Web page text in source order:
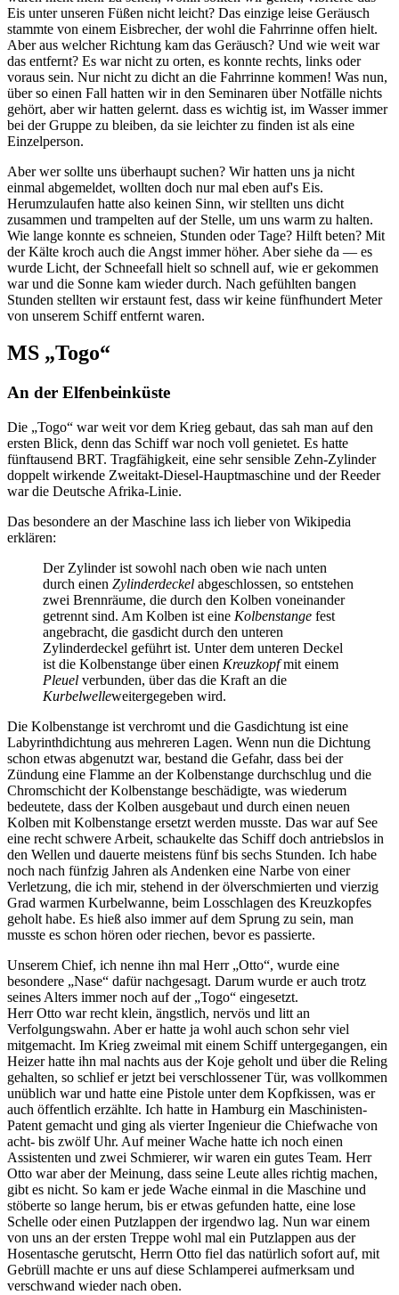
Eis unter unseren Füßen nicht leicht? Das einzige leise Geräusch
stammte von einem Eisbrecher, der wohl die Fahrrinne offen hielt.
Aber aus welcher Richtung kam das Geräusch? Und wie weit war
das entfernt? Es war nicht zu orten, es konnte rechts, links oder
voraus sein. Nur nicht zu dicht an die Fahrrinne kommen! Was nun,
über so einen Fall hatten wir in den Seminaren über Notfälle nichts
gehört, aber wir hatten gelernt. dass es wichtig ist, im Wasser immer
bei der Gruppe zu bleiben, da sie leichter zu finden ist als eine
Einzelperson.
Aber wer sollte uns überhaupt suchen? Wir hatten uns ja nicht
einmal abgemeldet, wollten doch nur mal eben auf's Eis.
Herumzulaufen hatte also keinen Sinn, wir stellten uns dicht
zusammen und trampelten auf der Stelle, um uns warm zu halten.
Wie lange konnte es schneien, Stunden oder Tage? Hilft beten? Mit
der Kälte kroch auch die Angst immer höher. Aber siehe da — es
wurde Licht, der Schneefall hielt so schnell auf, wie er gekommen
war und die Sonne kam wieder durch. Nach gefühlten bangen
Stunden stellten wir erstaunt fest, dass wir keine fünfhundert Meter
von unserem Schiff entfernt waren.
MS Togo
An der Elfenbeinküste
Die Togo
war weit vor dem Krieg gebaut, das sah man auf den
ersten Blick, denn das Schiff war noch voll genietet. Es hatte
fünftausend BRT. Tragfähigkeit, eine sehr sensible Zehn-Zylinder
doppelt wirkende Zweitakt-Diesel-Hauptmaschine und der Reeder
war die Deutsche Afrika-Linie.
Das besondere an der Maschine lass ich lieber von Wikipedia
erklären:
Der Zylinder ist sowohl nach oben wie nach unten
durch einen Zylinderdeckel abgeschlossen, so entstehen
zwei Brennräume, die durch den Kolben voneinander
getrennt sind. Am Kolben ist eine Kolbenstange fest
angebracht, die gasdicht durch den unteren
Zylinderdeckel geführt ist. Unter dem unteren Deckel
ist die Kolbenstange über einen Kreuzkopfmit einem
Pleuel verbunden, über das die Kraft an die
Kurbelwelleweitergegeben wird.
Die Kolbenstange ist verchromt und die Gasdichtung ist eine
Labyrinthdichtung aus mehreren Lagen. Wenn nun die Dichtung
schon etwas abgenutzt war, bestand die Gefahr, dass bei der
Zündung eine Flamme an der Kolbenstange durchschlug und die
Chromschicht der Kolbenstange beschädigte, was wiederum
bedeutete, dass der Kolben ausgebaut und durch einen neuen
Kolben mit Kolbenstange ersetzt werden musste. Das war auf See
eine recht schwere Arbeit, schaukelte das Schiff doch antriebslos in
den Wellen und dauerte meistens fünf bis sechs Stunden. Ich habe
noch nach fünfzig Jahren als Andenken eine Narbe von einer
Verletzung, die ich mir, stehend in der ölverschmierten und vierzig
Grad warmen Kurbelwanne, beim Losschlagen des Kreuzkopfes
geholt habe. Es hieß also immer auf dem Sprung zu sein, man
musste es schon hören oder riechen, bevor es passierte.
Unserem Chief, ich nenne ihn mal Herr Otto , wurde eine
besondere
Nase
dafür nachgesagt. Darum wurde er auch trotz
seines Alters immer noch auf der Togo
eingesetzt.
Herr Otto war recht klein, ängstlich, nervös und litt an
Verfolgungswahn. Aber er hatte ja wohl auch schon sehr viel
mitgemacht. Im Krieg zweimal mit einem Schiff untergegangen, ein
Heizer hatte ihn mal nachts aus der Koje geholt und über die Reling
gehalten, so schlief er jetzt bei verschlossener Tür, was vollkommen
unüblich war und hatte eine Pistole unter dem Kopfkissen, was er
auch öffentlich erzählte. Ich hatte in Hamburg ein Maschinisten-
Patent gemacht und ging als vierter Ingenieur die Chiefwache von
acht- bis zwölf Uhr. Auf meiner Wache hatte ich noch einen
Assistenten und zwei Schmierer, wir waren ein gutes Team. Herr
Otto war aber der Meinung, dass seine Leute alles richtig machen,
gibt es nicht. So kam er jede Wache einmal in die Maschine und
stöberte so lange herum, bis er etwas gefunden hatte, eine lose
Schelle oder einen Putzlappen der irgendwo lag. Nun war einem
von uns an der ersten Treppe wohl mal ein Putzlappen aus der
Hosentasche gerutscht, Herrn Otto fiel das natürlich sofort auf, mit
Gebrüll machte er uns auf diese Schlamperei aufmerksam und
verschwand wieder nach oben.